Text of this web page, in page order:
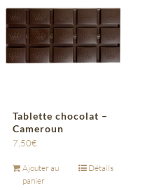
Tablette chocolat –
Cameroun
7,50€
Ajouter au
panier
Détails